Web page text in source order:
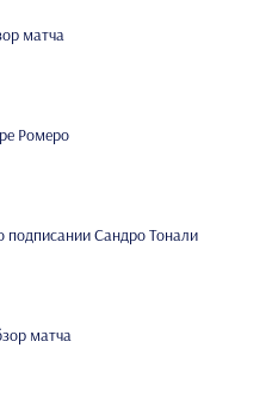
матча
Ромеро
подписании Сандро Тонали
матча